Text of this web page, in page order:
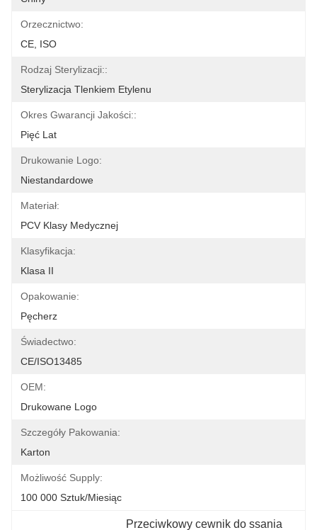
Orzecznictwo:
CE, ISO
Rodzaj Sterylizacji::
Sterylizacja Tlenkiem Etylenu
Okres Gwarancji Jakości::
Pięć Lat
Drukowanie Logo:
Niestandardowe
Materiał:
PCV Klasy Medycznej
Klasyfikacja:
Klasa II
Opakowanie:
Pęcherz
Świadectwo:
CE/ISO13485
OEM:
Drukowane Logo
Szczegóły Pakowania:
Karton
Możliwość Supply:
100 000 Sztuk/miesiąc
Przeciwkowy cewnik do ssania